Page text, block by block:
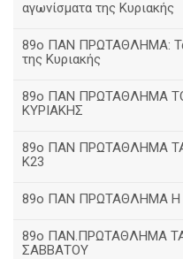
αγωνίσματα της Κυριακής
89ο ΠΑΝ ΠΡΩΤΑΘΛΗΜΑ: Τα
της Κυριακής
89ο ΠΑΝ ΠΡΩΤΑΘΛΗΜΑ
ΚΥΡΙΑΚΗΣ
89ο ΠΑΝ ΠΡΩΤΑΘΛΗΜΑ
Κ23
89ο ΠΑΝ ΠΡΩΤΑΘΛΗΜΑ
89ο ΠΑΝ.ΠΡΩΤΑΘΛΗΜΑ
ΣΑΒΒΑΤΟΥ